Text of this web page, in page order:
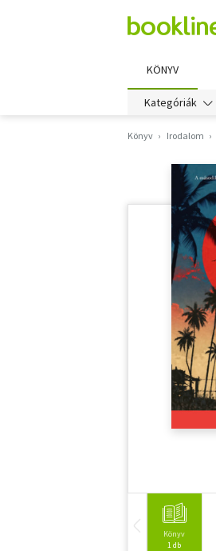
KÖNYV
Kategóriák
Könyv Irodalom
Könyv
1 db